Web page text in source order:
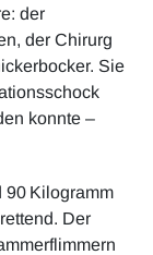
der
der Chirurg
Sie
konnte –
90 Kilogramm
Der